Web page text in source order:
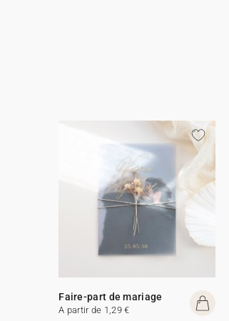
Faire-part de mariage
A partir de 1,29 €